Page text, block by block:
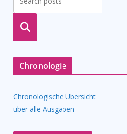
suche
Chronologie
Chronologische Übersicht
über alle Ausgaben